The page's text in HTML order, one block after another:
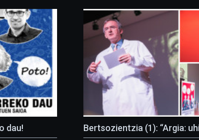
dau! Bertsozientzia (1): “Argia: